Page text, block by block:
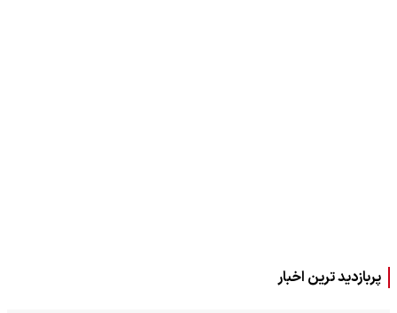
پربازدید ترین اخبار